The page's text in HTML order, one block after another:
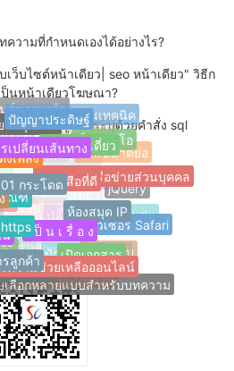
วามที่กําหนดเองได้อย่างไร?
ว็บไซต์หน้าเดียว| seo หน้าเดียว" วิธีก
นหน้าเดียวโฆษณา?
โพสต์โดยผู้ใช้ที่ระบุด้วยคําสั่ง sql
Z-blogPHP
างเว็บไซต์
เว็บไซต์หน้าเดียว
ปลั๊กอิน Z-Blog
บัญชีสาธารณะ
บริการพัฒนา
กําหนดเอง
ง
บไซต์บล็อกแท็กล่าสุด
แท็กยอดนิยม
ฉลากแบบสุ่ม
แท็กที่เก็บ
ผู้ช่วยเขียน AI
ลือกหลายแบบสําหรับบทความ
เพิ่มเติม
า
ไซต์
faviconแท็กเว็บไซต์
ภาพขนาดย่อ
jQuery
เบราว์เซอร์ Safari
เปิดเอกสาร
ความช่วยเหลือออนไลน์
รลูกค้า
น
ภัณฑ์
ร
กแบบ
ย์ช่วยเหลือ
การฝึกอบรมด้านเทคนิค
เว็บสตูดิโอ
นามบัตรเครือข่ายส่วนบุคคล
ห้องสมุด IP
เ ป็ น เ รื่ อ ง
https
งเพลง
วัสดุภาษา
ปัญญาประดิษฐ์
นวนิยายเดี่ยว
หนังสือที่ดี
กระโดด
เปลี่ยนเส้นทาง